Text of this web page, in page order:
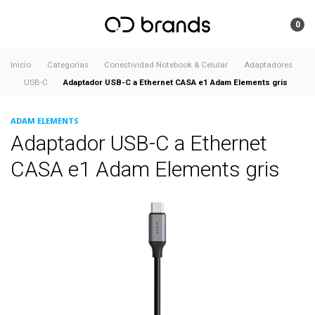
0
Inicio Categorías Conectividad Notebook & Celular
Adaptadores
USB-C
Adaptador USB-C a Ethernet CASA e1 Adam Elements gris
ADAM ELEMENTS
Adaptador USB-C a Ethernet
CASA e1 Adam Elements gris